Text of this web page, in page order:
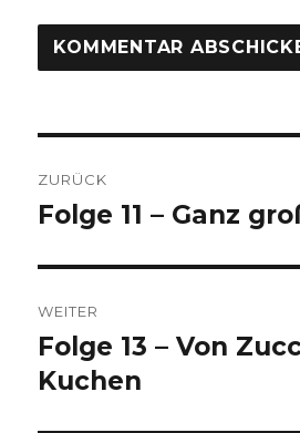
ZURÜCK
Vorheriger
Folge 11 – Ganz
WEITER
Nächster
Beitrag:
Folge 13 – Von
Kuchen